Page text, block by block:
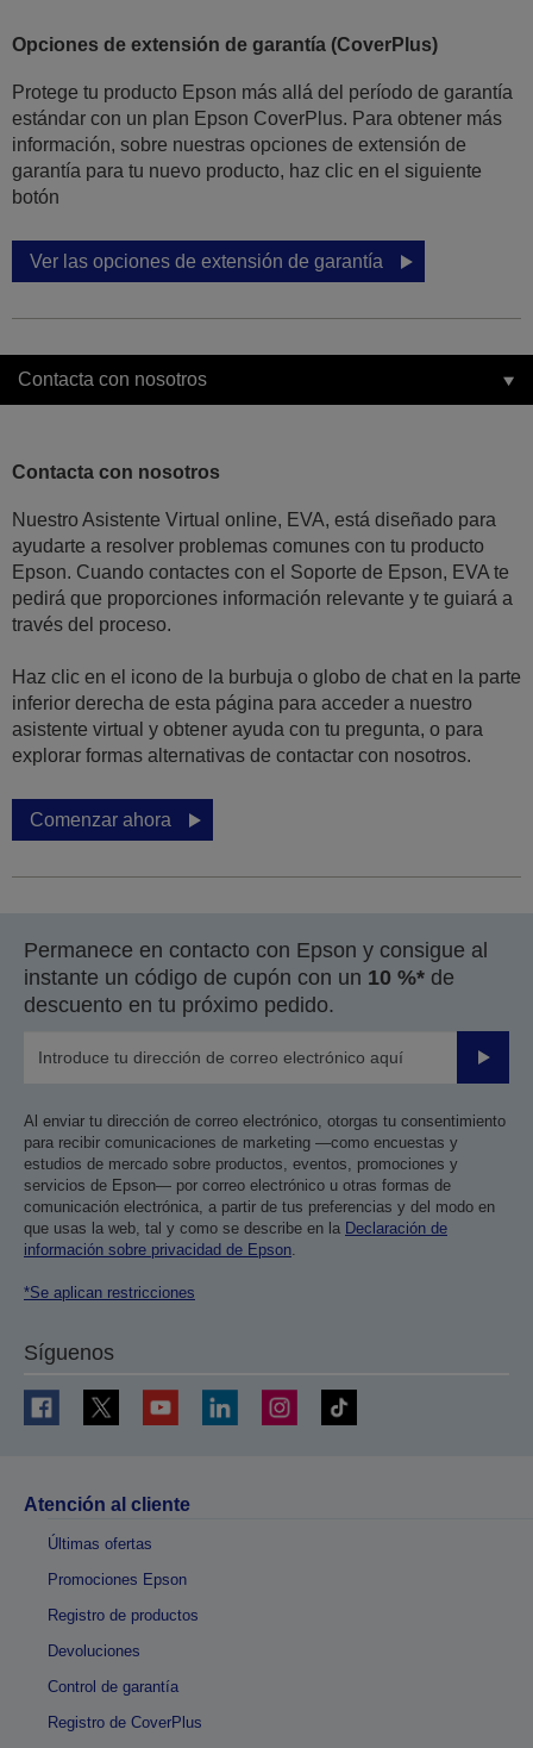
Opciones de extensión de garantía (CoverPlus)
Protege tu producto Epson más allá del período de garantía
estándar con un plan Epson CoverPlus. Para obtener más
información, sobre nuestras opciones de extensión de
garantía para tu nuevo producto, haz clic en el siguiente
botón
Ver las opciones de extensión de garantía
Contacta con nosotros
Contacta con nosotros
Nuestro Asistente Virtual online, EVA, está diseñado para
ayudarte a resolver problemas comunes con tu producto
Epson. Cuando contactes con el Soporte de Epson, EVA te
pedirá que proporciones información relevante y te guiará a
través del proceso.
Haz clic en el icono de la burbuja o globo de chat en la parte
inferior derecha de esta página para acceder a nuestro
asistente virtual y obtener ayuda con tu pregunta, o para
explorar formas alternativas de contactar con nosotros.
Comenzar ahora
Permanece en contacto con Epson y consigue al
instante un código de cupón con un 10 %* de
descuento en tu próximo pedido.
Enviar
Al enviar tu dirección de correo electrónico, otorgas tu consentimiento
para recibir comunicaciones de marketing —como encuestas y
estudios de mercado sobre productos, eventos, promociones y
servicios de Epson— por correo electrónico u otras formas de
comunicación electrónica, a partir de tus preferencias y del modo en
que usas la web, tal y como se describe en la Declaración de
información sobre privacidad de Epson.
*Se aplican restricciones
Síguenos
Atención al cliente
Últimas ofertas
Promociones Epson
Registro de productos
Devoluciones
Control de garantía
Registro de CoverPlus